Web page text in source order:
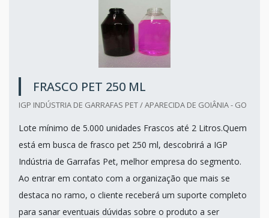
FRASCO PET 250 ML
IGP INDÚSTRIA DE GARRAFAS PET / APARECIDA DE GOIÂNIA - GO
Lote mínimo de 5.000 unidades Frascos até 2 Litros.Quem
está em busca de frasco pet 250 ml, descobrirá a IGP
Indústria de Garrafas Pet, melhor empresa do segmento.
Ao entrar em contato com a organização que mais se
destaca no ramo, o cliente receberá um suporte completo
para sanar eventuais dúvidas sobre o produto a ser